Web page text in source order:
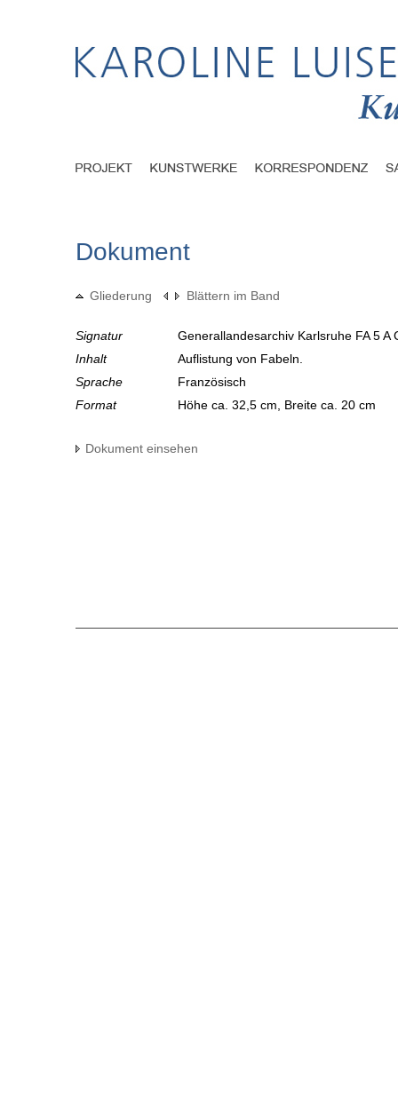
Dokument
Gliederung Blättern im Band
Signatur
Generallandesarchiv Karlsruhe FA 5
Inhalt
Auflistung von Fabeln.
Sprache
Französisch
Format
Höhe ca. 32,5 cm, Breite ca. 20 cm
Dokument einsehen